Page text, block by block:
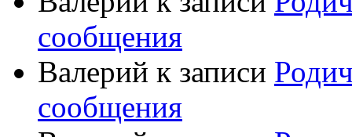
сообщения
Валерий к записи
сообщения